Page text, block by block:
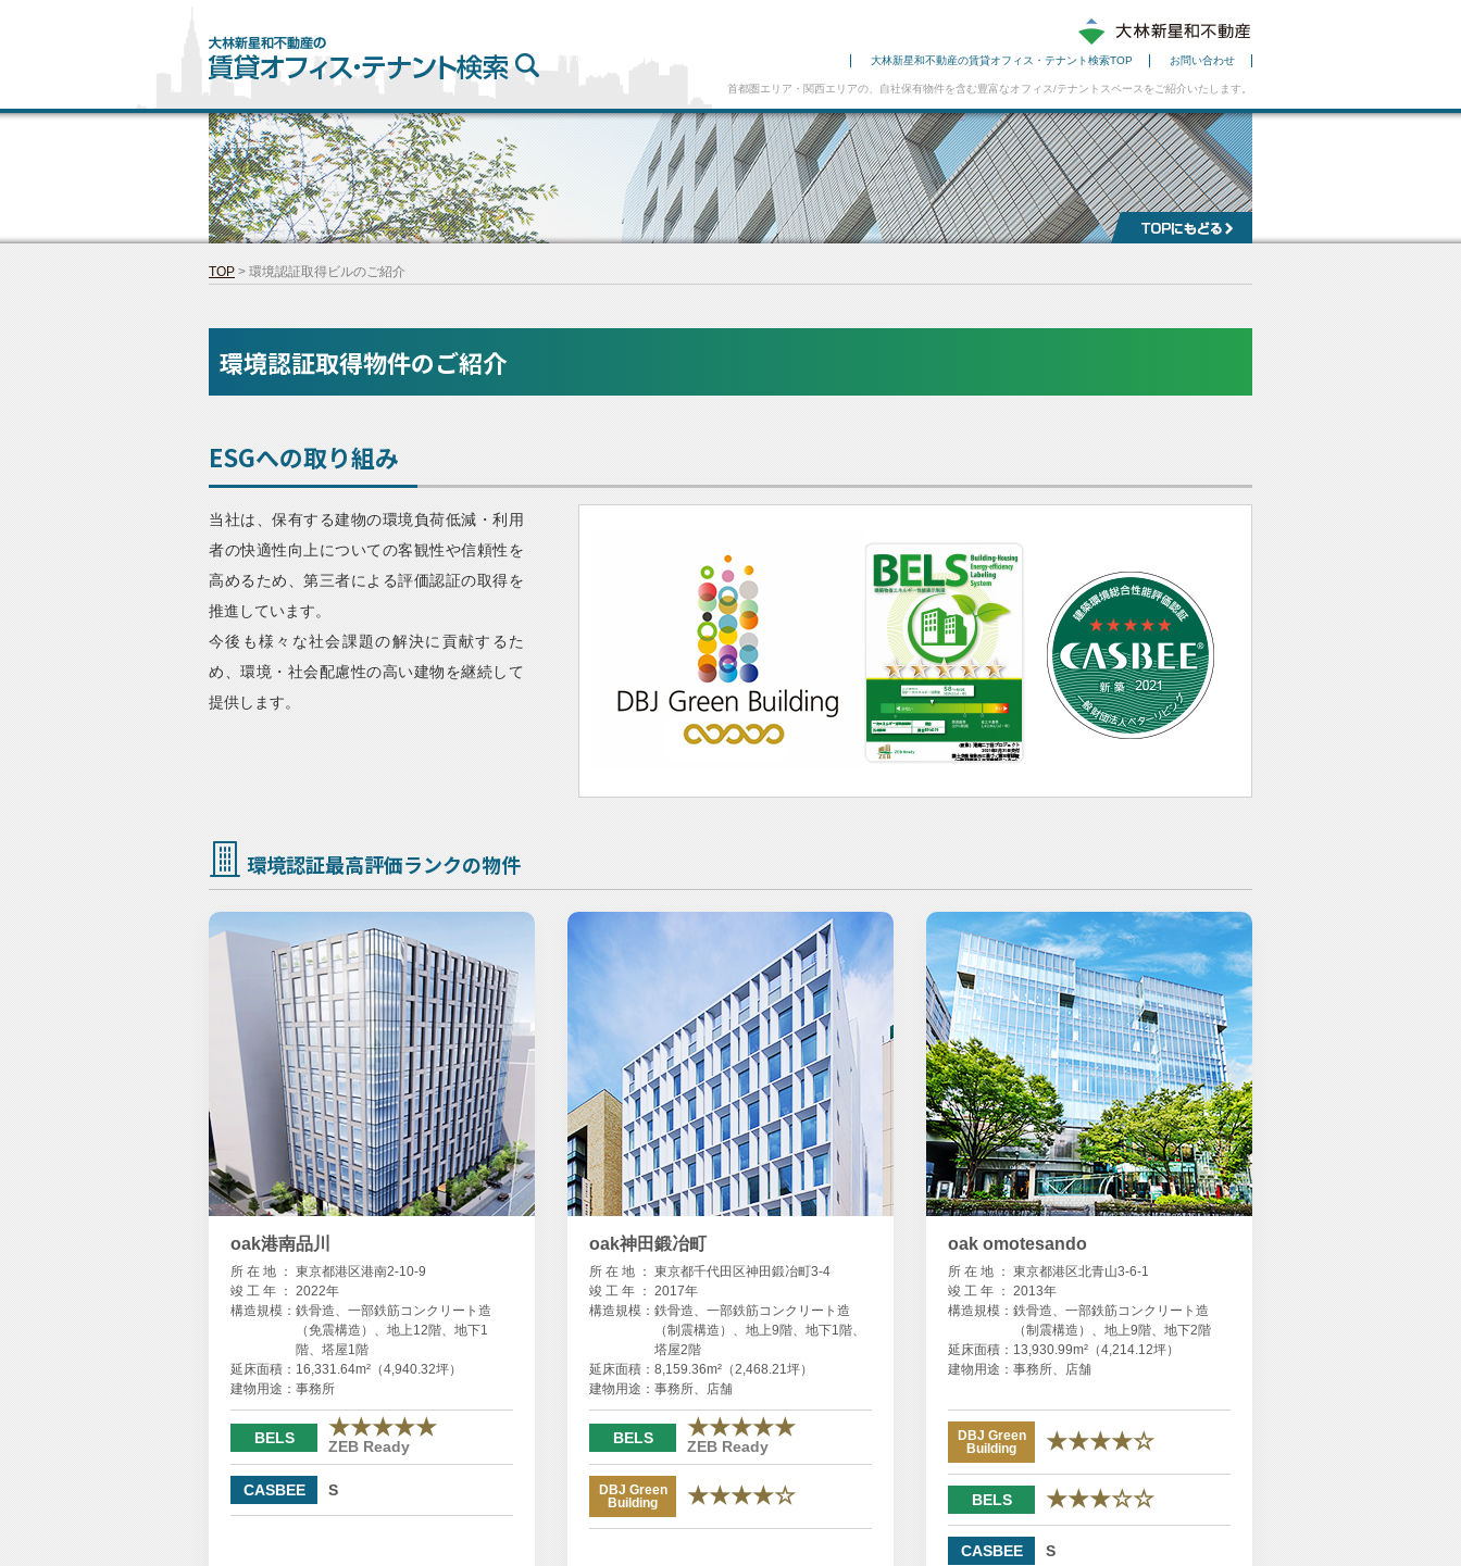
大林新星和不動産の賃貸オフィス・テナント検索TOP お問い合わせ
首都圏エリア・関西エリアの、自社保有物件を含む豊富なオフィス/テナントスペースをご紹介いたします。
TOP > 環境認証取得ビルのご紹介
環境認証取得物件のご紹介
ESGへの取り組み
当社は、保有する建物の環境負荷低減・利用
者の快適性向上についての客観性や信頼性を
高めるため、第三者による評価認証の取得を
推進しています。
今後も様々な社会課題の解決に貢献するた
め、環境・社会配慮性の高い建物を継続して
提供します。
環境認証最高評価ランクの物件
oak港南品川
所 在 地 ： 東京都港区港南2-10-9
竣 工 年 ： 2022年
構造規模： 鉄骨造、一部鉄筋コンクリート造
（免震構造）、地上12階、地下1
階、塔屋1階
延床面積： 16,331.64m²（4,940.32坪）
建物用途： 事務所
BELS ★★★★★
ZEB Ready
CASBEE S
oak神田鍛冶町
所 在 地 ： 東京都千代田区神田鍛冶町3-4
竣 工 年 ： 2017年
構造規模： 鉄骨造、一部鉄筋コンクリート造
（制震構造）、地上9階、地下1階、
塔屋2階
延床面積： 8,159.36m²（2,468.21坪）
建物用途： 事務所、店舗
BELS ★★★★★
ZEB Ready
DBJ Green
Building
★★★★☆
oak omotesando
所 在 地 ： 東京都港区北青山3-6-1
竣 工 年 ： 2013年
構造規模： 鉄骨造、一部鉄筋コンクリート造
（制震構造）、地上9階、地下2階
延床面積： 13,930.99m²（4,214.12坪）
建物用途： 事務所、店舗
DBJ Green
Building
★★★★☆
BELS ★★★☆☆
CASBEE S